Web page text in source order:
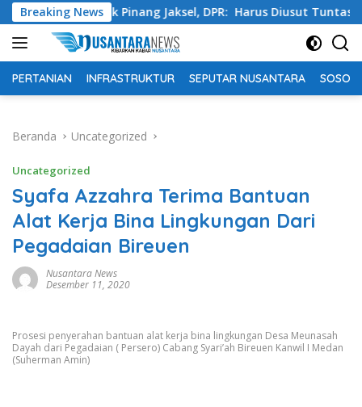
Langsung
ke
konten
Breaking News
Pondok Pinang Jaksel, DPR: Harus Diusut Tuntas
PERTANIAN INFRASTRUKTUR SEPUTAR NUSANTARA SOSOK
Beranda Uncategorized
Uncategorized
Syafa Azzahra Terima Bantuan
Alat Kerja Bina Lingkungan Dari
Pegadaian Bireuen
Nusantara News
Desember 11, 2020
Prosesi penyerahan bantuan alat kerja bina lingkungan Desa Meunasah
Dayah dari Pegadaian ( Persero) Cabang Syari’ah Bireuen Kanwil I Medan
(Suherman Amin)